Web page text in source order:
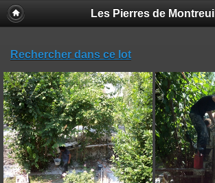
Les Pierres de Montreuil
Rechercher dans ce lot